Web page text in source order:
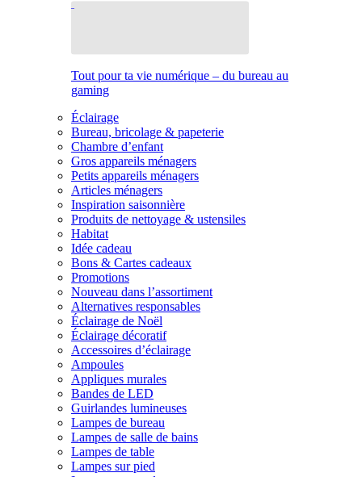
Tout pour ta vie numérique – du bureau au
gaming
Éclairage
Bureau, bricolage & papeterie
Chambre d’enfant
Gros appareils ménagers
Petits appareils ménagers
Articles ménagers
Inspiration saisonnière
Produits de nettoyage & ustensiles
Habitat
Idée cadeau
Bons & Cartes cadeaux
Promotions
Nouveau dans l’assortiment
Alternatives responsables
Éclairage de Noël
Éclairage décoratif
Accessoires d’éclairage
Ampoules
Appliques murales
Bandes de LED
Guirlandes lumineuses
Lampes de bureau
Lampes de salle de bains
Lampes de table
Lampes sur pied